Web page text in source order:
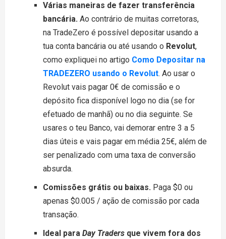
Várias maneiras de fazer transferência
bancária. Ao contrário de muitas corretoras,
na TradeZero é possível depositar usando a
tua conta bancária ou até usando o Revolut,
como expliquei no artigo Como Depositar na
TRADEZERO usando o Revolut. Ao usar o
Revolut vais pagar 0€ de comissão e o
depósito fica disponível logo no dia (se for
efetuado de manhã) ou no dia seguinte. Se
usares o teu Banco, vai demorar entre 3 a 5
dias úteis e vais pagar em média 25€, além de
ser penalizado com uma taxa de conversão
absurda.
Comissões grátis ou baixas. Paga $0 ou
apenas $0.005 / ação de comissão por cada
transação.
Ideal para Day Traders que vivem fora dos